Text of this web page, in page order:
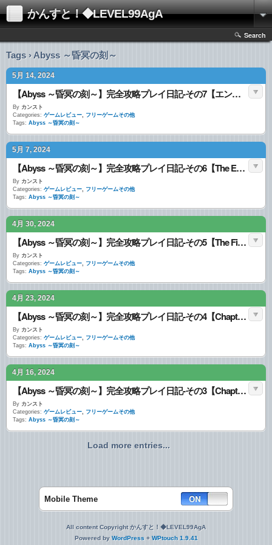
かんすと！◆LEVEL99AgA
Search
Tags › Abyss ～昏冥の刻～
5月 14, 2024
【Abyss ～昏冥の刻～】完全攻略プレイ日記-その7【エンドコンテンツ＆図鑑コンプリート】【攻略データまとめ完備】
By カンスト
Categories: ゲームレビュー, フリーゲームその他
Tags: Abyss ～昏冥の刻～
5月 7, 2024
【Abyss ～昏冥の刻～】完全攻略プレイ日記-その6【The Extra Chapter】【攻略データまとめ完備】
By カンスト
Categories: ゲームレビュー, フリーゲームその他
Tags: Abyss ～昏冥の刻～
4月 30, 2024
【Abyss ～昏冥の刻～】完全攻略プレイ日記-その5【The Final Chapter】【攻略データまとめ完備】
By カンスト
Categories: ゲームレビュー, フリーゲームその他
Tags: Abyss ～昏冥の刻～
4月 23, 2024
【Abyss ～昏冥の刻～】完全攻略プレイ日記-その4【Chapter4】【攻略データまとめ完備】
By カンスト
Categories: ゲームレビュー, フリーゲームその他
Tags: Abyss ～昏冥の刻～
4月 16, 2024
【Abyss ～昏冥の刻～】完全攻略プレイ日記-その3【Chapter3】【攻略データまとめ完備】
By カンスト
Categories: ゲームレビュー, フリーゲームその他
Tags: Abyss ～昏冥の刻～
Load more entries...
Mobile Theme
All content Copyright かんすと！◆LEVEL99AgA
Powered by WordPress + WPtouch 1.9.41